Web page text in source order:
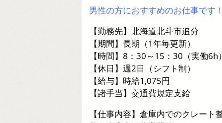
男性の方におすすめのお仕事です
【勤務先】北海道北斗市追分
【期間】長期（1年毎更新）
【時間】8：30～15：30（実働6h
【休日】週2日（シフト制）
【給与】時給1,075円
【諸手当】交通費規定支給
【仕事内容】倉庫内でのクレート